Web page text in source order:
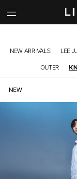
NEW ARRIVALS LEE
OUTER